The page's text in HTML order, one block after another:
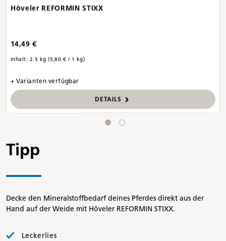
Höveler REFORMIN STIXX
14,49 €
Inhalt: 2.5 kg(5,80 € / 1 kg)
+ Varianten verfügbar
DETAILS
Tipp
Decke den Mineralstoffbedarf deines Pferdes direkt aus der
Hand auf der Weide mit Höveler REFORMIN STIXX.
Leckerlies